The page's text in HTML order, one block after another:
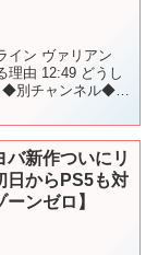
イン ヴァリアン
理由 12:49 どうし
◆別チャンネル◆
バ新作ついにリ
日からPS5も対
ンゼロ】